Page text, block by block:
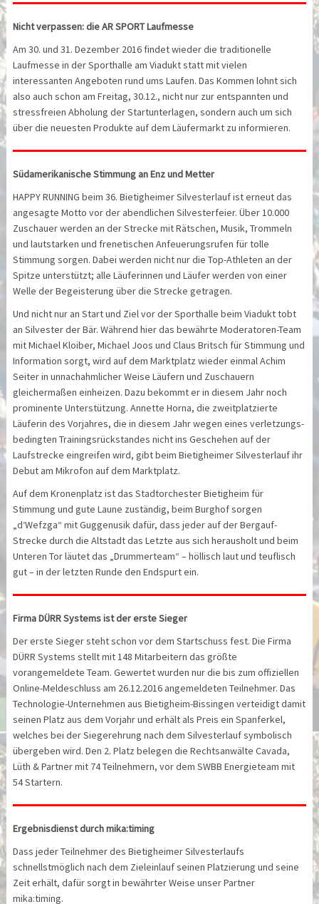
Nicht verpassen: die AR SPORT Laufmesse
Am 30. und 31. Dezember 2016 findet wieder die traditionelle
Laufmesse in der Sporthalle am Viadukt statt mit vielen
interessanten Angeboten rund ums Laufen. Das Kommen lohnt sich
also auch schon am Freitag, 30.12., nicht nur zur entspannten und
stressfreien Abholung der Startunterlagen, sondern auch um sich
über die neuesten Produkte auf dem Läufermarkt zu informieren.
Südamerikanische Stimmung an Enz und Metter
HAPPY RUNNING beim 36. Bietigheimer Silvesterlauf ist erneut das
angesagte Motto vor der abendlichen Silvesterfeier. Über 10.000
Zuschauer werden an der Strecke mit Rätschen, Musik, Trommeln
und lautstarken und frenetischen Anfeuerungsrufen für tolle
Stimmung sorgen. Dabei werden nicht nur die Top-Athleten an der
Spitze unterstützt; alle Läuferinnen und Läufer werden von einer
Welle der Begeisterung über die Strecke getragen.
Und nicht nur an Start und Ziel vor der Sporthalle beim Viadukt tobt
an Silvester der Bär. Während hier das bewährte Moderatoren-Team
mit Michael Kloiber, Michael Joos und Claus Britsch für Stimmung und
Information sorgt, wird auf dem Marktplatz wieder einmal Achim
Seiter in unnachahmlicher Weise Läufern und Zuschauern
gleichermaßen einheizen. Dazu bekommt er in diesem Jahr noch
prominente Unterstützung. Annette Horna, die zweitplatzierte
Läuferin des Vorjahres, die in diesem Jahr wegen eines verletzungs­
bedingten Trainings­rückstandes nicht ins Geschehen auf der
Laufstrecke eingreifen wird, gibt beim Bietigheimer Silvesterlauf ihr
Debut am Mikrofon auf dem Marktplatz.
Auf dem Kronenplatz ist das Stadtorchester Bietigheim für
Stimmung und gute Laune zuständig, beim Burghof sorgen
„d‘Wefzga“ mit Guggenusik dafür, dass jeder auf der Bergauf-
Strecke durch die Altstadt das Letzte aus sich herausholt und beim
Unteren Tor läutet das „Drummerteam“ – höllisch laut und teuflisch
gut – in der letzten Runde den Endspurt ein.
Firma DÜRR Systems ist der erste Sieger
Der erste Sieger steht schon vor dem Startschuss fest. Die Firma
DÜRR Systems stellt mit 148 Mitarbeitern das größte
vorangemeldete Team. Gewertet wurden nur die bis zum offiziellen
Online-Meldeschluss am 26.12.2016 angemeldeten Teilnehmer. Das
Technologie-Unternehmen aus Bietigheim-Bissingen verteidigt damit
seinen Platz aus dem Vorjahr und erhält als Preis ein Spanferkel,
welches bei der Siegerehrung nach dem Silvesterlauf symbolisch
übergeben wird. Den 2. Platz belegen die Rechtsanwälte Cavada,
Lüth & Partner mit 74 Teilnehmern, vor dem SWBB Energieteam mit
54 Startern.
Ergebnisdienst durch mika:timing
Dass jeder Teilnehmer des Bietigheimer Silvesterlaufs
schnellstmöglich nach dem Zieleinlauf seinen Platzierung und seine
Zeit erhält, dafür sorgt in bewährter Weise unser Partner
mika:timing.